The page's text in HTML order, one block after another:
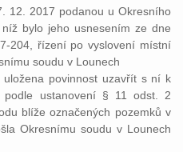
12. 2017 podanou u Okresního
bylo jeho usnesením ze dne
204, řízení po vyslovení místní
soudu v Lounech
povinnost uzavřít s ní k
podle ustanovení § 11 odst. 2
blíže označených pozemků v
Okresnímu soudu v Lounech